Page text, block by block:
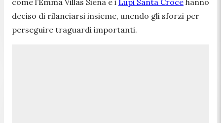
deciso di rilanciarsi insieme, unendo gli sforzi per
perseguire traguardi importanti.